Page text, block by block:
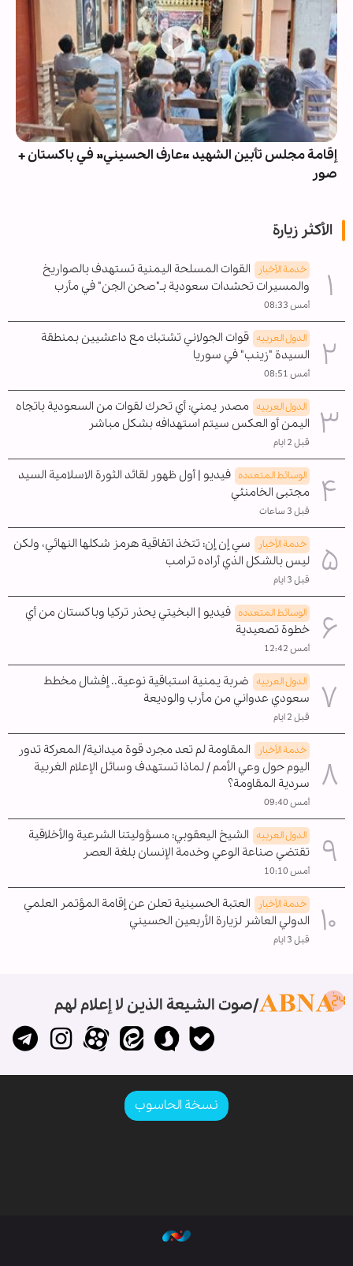
إقامة مجلس تأبين الشهيد «عارف الحسيني» في باكستان +
صور
الأكثر زيارة
خدمة الأخبار
القوات المسلحة اليمنية تستهدف بالصواريخ
والمسيرات تحشدات سعودية بـ"صحن الجن" في مأرب
أمس 08:33
الدول العربیه قوات الجولاني تشتبك مع داعشيين بمنطقة
السيدة "زينب" في سوريا
أمس 08:51
الدول العربیه مصدر يمني: أي تحرك لقوات من السعودية باتجاه
اليمن أو العكس سيتم استهدافه بشكل مباشر
قبل 2 ايام
الوسائط المتعدده فيديو | أول ظهور لقائد الثورة الاسلامية السيد
مجتبى الخامنئي
قبل 3 ساعات
خدمة الأخبار
سي إن إن: تتخذ اتفاقية هرمز شكلها النهائي، ولكن
ليس بالشكل الذي أراده ترامب
قبل 3 ايام
الوسائط المتعدده فيديو | البخيتي يحذر تركيا وباكستان من أي
خطوة تصعيدية
أمس 12:42
الدول العربیه ضربة يمنية استباقية نوعية.. إفشال مخطط
سعودي عدواني من مأرب والوديعة
قبل 2 ايام
خدمة الأخبار
المقاومة لم تعد مجرد قوة ميدانية/ المعركة تدور
اليوم حول وعي الأمم / لماذا تستهدف وسائل الإعلام الغربية
سردية المقاومة؟
أمس 09:40
الدول العربیه الشيخ اليعقوبي: مسؤوليتنا الشرعية والأخلاقية
تقتضي صناعة الوعي وخدمة الإنسان بلغة العصر
أمس 10:10
خدمة الأخبار
العتبة الحسينية تعلن عن إقامة المؤتمر العلمي
الدولي العاشر لزيارة الأربعين الحسيني
قبل 3 ايام
صوت الشيعة الذين لا إعلام لهم
نسخة الحاسوب